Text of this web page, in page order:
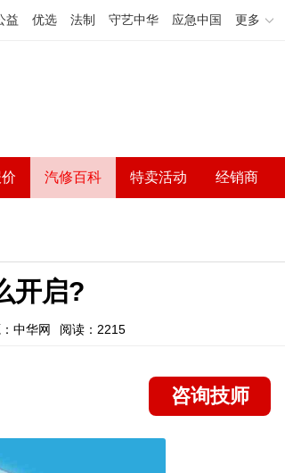
益 优选 法制 守艺中华 应急中国 更多
汽修百科 特卖活动 经销商
开启?
中华网 阅读：2215
咨询技师